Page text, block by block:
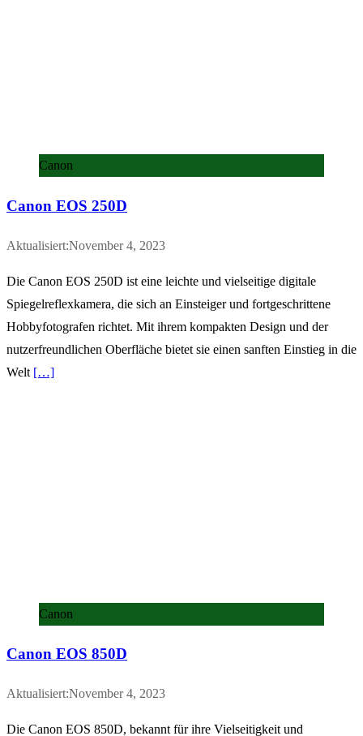
Canon
Canon EOS 250D
Aktualisiert:November 4, 2023
Die Canon EOS 250D ist eine leichte und vielseitige digitale
Spiegelreflexkamera, die sich an Einsteiger und fortgeschrittene
Hobbyfotografen richtet. Mit ihrem kompakten Design und der
nutzerfreundlichen Oberfläche bietet sie einen sanften Einstieg in die
Welt […]
Canon
Canon EOS 850D
Aktualisiert:November 4, 2023
Die Canon EOS 850D, bekannt für ihre Vielseitigkeit und